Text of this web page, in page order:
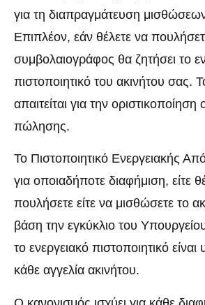
για τη διαπραγμάτευση
Επιπλέον, εάν θέλετε να
συμβολαιογράφος θα ζητήσει το
πιστοποιητικό του ακινήτου σας.
απαιτείται για την
πώλησης.
Το Πιστοποιητικό Ενεργειακής
για οποιαδήποτε διαφήμιση, είτε
πουλήσετε είτε να μισθώσετε το
βάση την εγκύκλιο του
το ενεργειακό πιστοποιητικό
κάθε αγγελία ακινήτου.